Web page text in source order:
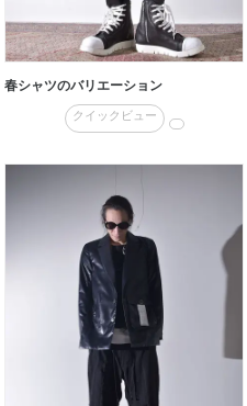
春シャツのバリエーション
クイックビュー